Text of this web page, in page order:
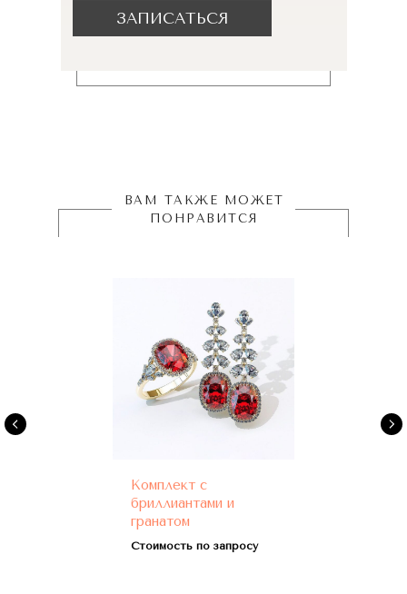
ЗАПИСАТЬСЯ
ВАМ ТАКЖЕ МОЖЕТ
ПОНРАВИТСЯ
Комплект с
бриллиантами и
гранатом
Стоимость по запросу